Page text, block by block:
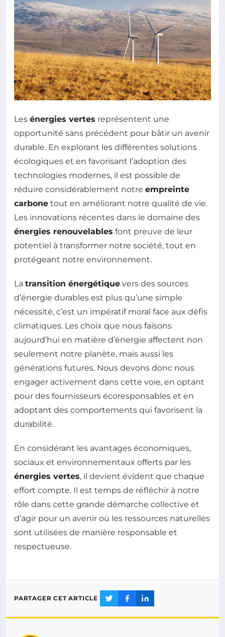
Les énergies vertes représentent une
opportunité sans précédent pour bâtir un avenir
durable. En explorant les différentes solutions
écologiques et en favorisant l’adoption des
technologies modernes, il est possible de
réduire considérablement notre empreinte
carbone tout en améliorant notre qualité de vie.
Les innovations récentes dans le domaine des
énergies renouvelables font preuve de leur
potentiel à transformer notre société, tout en
protégeant notre environnement.
La transition énergétique vers des sources
d’énergie durables est plus qu’une simple
nécessité, c’est un impératif moral face aux défis
climatiques. Les choix que nous faisons
aujourd’hui en matière d’énergie affectent non
seulement notre planète, mais aussi les
générations futures. Nous devons donc nous
engager activement dans cette voie, en optant
pour des fournisseurs écoresponsables et en
adoptant des comportements qui favorisent la
durabilité.
En considérant les avantages économiques,
sociaux et environnementaux offerts par les
énergies vertes, il devient évident que chaque
effort compte. Il est temps de réfléchir à notre
rôle dans cette grande démarche collective et
d’agir pour un avenir où les ressources naturelles
sont utilisées de manière responsable et
respectueuse.
PARTAGER CET ARTICLE